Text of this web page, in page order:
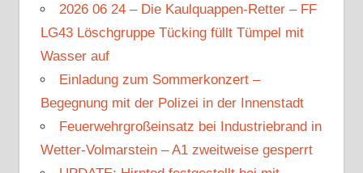
2026 06 24 – Die Kaulquappen-Retter – FF
LG43 Löschgruppe Tücking füllt Tümpel mit
Wasser auf
Einladung zum Sommerkonzert –
Begegnung mit der Polizei in der Innenstadt
Feuerwehrgroßeinsatz bei Industriebrand in
Wetter-Volmarstein – A1 zweitweise gesperrt